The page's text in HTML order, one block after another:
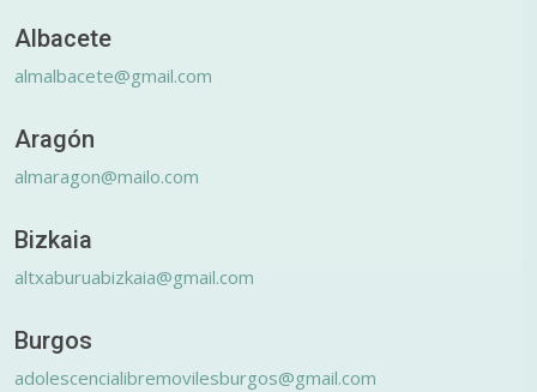
Albacete
almalbacete@gmail.com
Aragón
almaragon@mailo.com
Bizkaia
altxaburuabizkaia@gmail.com
Burgos
adolescencialibremovilesburgos@gmail.com